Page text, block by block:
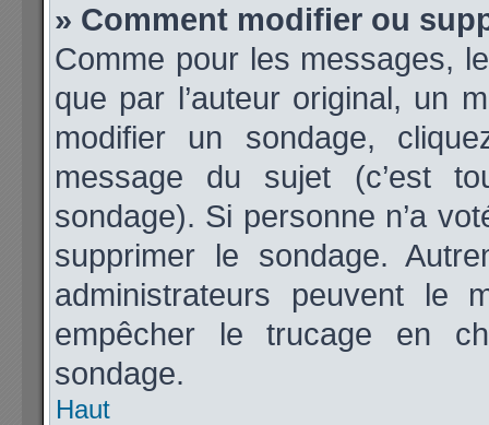
» Comment modifier ou
Comme pour les messages,
que par l’auteur original, un
modifier un sondage,
message du sujet (c’est
sondage). Si personne n’a
supprimer le sondage.
administrateurs peuvent le
empêcher le trucage en
sondage.
Haut